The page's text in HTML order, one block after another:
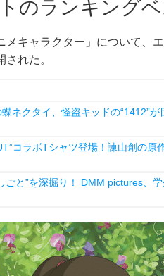
のランキング
メキャラクター」について
れた。
蝶ネクタイ、怪盗キッドの“1412”
コラボTシャツ登場！諫山創の
ごと”を深掘り！ DMM pictures